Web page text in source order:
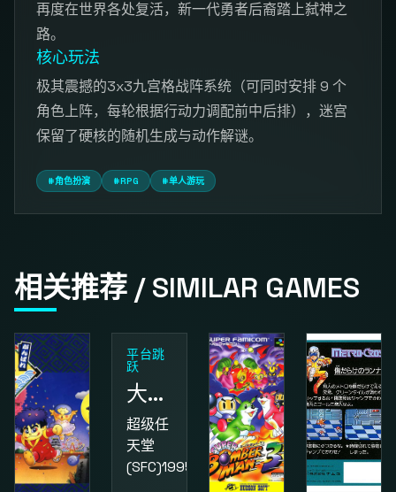
再度在世界各处复活，新一代勇者后裔踏上弑神之
路。
核心玩法
极其震撼的3x3九宫格战阵系统（可同时安排 9 个
角色上阵，每轮根据行动力调配前中后排），迷宫
保留了硬核的随机生成与动作解谜。
#角色扮演 #RPG #单人游玩
相关推荐 / SIMILAR GAMES
平台跳
跃
大金刚国度2
超级任
天堂
(SFC)1995